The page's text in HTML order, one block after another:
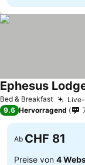
Bed & Breakfast
Ephesus
9.6 Hervorragend
Ab CHF 81
Preise von 4